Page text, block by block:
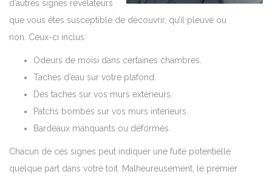
d’autres signes révélateurs
que vous êtes susceptible de découvrir, qu’il pleuve ou
non. Ceux-ci inclus:
Odeurs de moisi dans certaines chambres.
Taches d’eau sur votre plafond.
Des taches sur vos murs extérieurs.
Patchs bombés sur vos murs intérieurs.
Bardeaux manquants ou déformés.
Chacun de ces signes peut indiquer une fuite potentielle
quelque part dans votre toit. Malheureusement, le premier